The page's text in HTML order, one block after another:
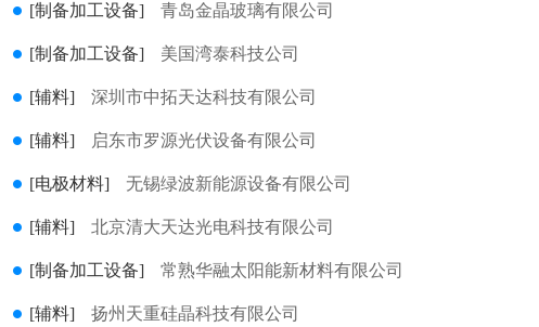
[制备加工设备] 青岛金晶玻璃有限公司
[制备加工设备] 美国湾泰科技公司
[辅料] 深圳市中拓天达科技有限公司
[辅料] 启东市罗源光伏设备有限公司
[电极材料] 无锡绿波新能源设备有限公司
[辅料] 北京清大天达光电科技有限公司
[制备加工设备] 常熟华融太阳能新材料有限公司
[辅料] 扬州天重硅晶科技有限公司